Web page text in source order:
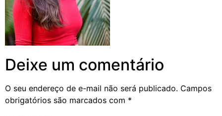
Deixe um comentário
O seu endereço de e-mail não será publicado. Campos
obrigatórios são marcados com *